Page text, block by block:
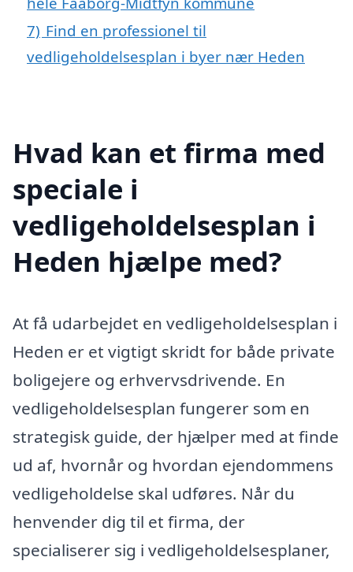
7) Find en professionel til
vedligeholdelsesplan i byer nær Heden
Hvad kan et firma med
speciale i
vedligeholdelsesplan i
Heden hjælpe med?
At få udarbejdet en vedligeholdelsesplan i
Heden er et vigtigt skridt for både private
boligejere og erhvervsdrivende. En
vedligeholdelsesplan fungerer som en
strategisk guide, der hjælper med at finde
ud af, hvornår og hvordan ejendommens
vedligeholdelse skal udføres. Når du
henvender dig til et firma, der
specialiserer sig i vedligeholdelsesplaner,